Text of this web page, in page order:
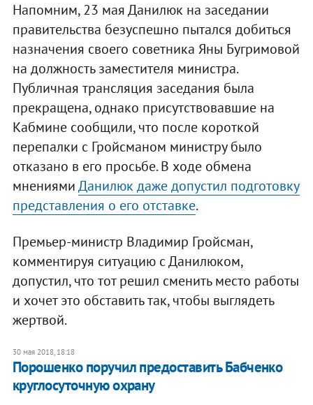
Напомним, 23 мая Данилюк на заседании
правительства безуспешно пытался добиться
назначения своего советника Яны Бугримовой
на должность заместителя министра.
Публичная трансляция заседания была
прекращена, однако присутствовавшие на
Кабмине сообщили, что после короткой
перепалки с Гройсманом министру было
отказано в его просьбе. В ходе обмена
мнениямиДанилюк даже допустил подготовку
представления о его отставке.
Премьер-министр Владимир Гройсман,
комментируя ситуацию с Данилюком,
допустил, что тот решил сменить место работы
и хочет это обставить так, чтобы выглядеть
жертвой.
30 мая 2018, 18:18
Порошенко поручил предоставить Бабченко
круглосуточную охрану